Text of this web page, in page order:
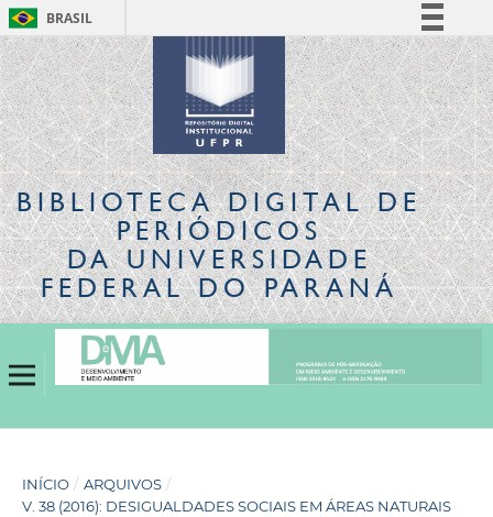
BRASIL
Simplifique!
Comunica BR
Participe
Acesso à informação
Legislação
Canais
BIBLIOTECA DIGITALDE
PERIÓDICOS
DA UNIVERSIDADE
FEDERAL DO PARANÁ
INÍCIO / ARQUIVOS /
V. 38 (2016): DESIGUALDADES SOCIAIS EM ÁREAS NATURAIS